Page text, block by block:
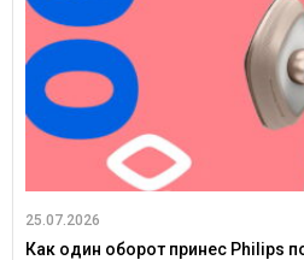
25.07.2026
Как один оборот принес Philips